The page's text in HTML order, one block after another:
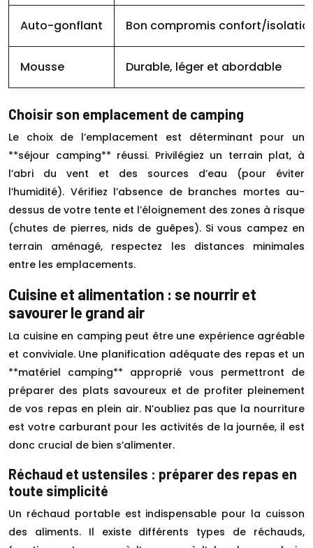
Auto-gonflant Bon compromis confort/
Mousse Durable, léger et abordable
Choisir son emplacement de camping
Le choix de l’emplacement est déterminant pour un
**séjour camping** réussi. Privilégiez un terrain plat, à
l’abri du vent et des sources d’eau (pour éviter
l’humidité). Vérifiez l’absence de branches mortes au-
dessus de votre tente et l’éloignement des zones à risque
(chutes de pierres, nids de guêpes). Si vous campez en
terrain aménagé, respectez les distances minimales
entre les emplacements.
Cuisine et alimentation : se nourrir et
savourer le grand air
La cuisine en camping peut être une expérience agréable
et conviviale. Une planification adéquate des repas et un
**matériel camping** approprié vous permettront de
préparer des plats savoureux et de profiter pleinement
de vos repas en plein air. N’oubliez pas que la nourriture
est votre carburant pour les activités de la journée, il est
donc crucial de bien s’alimenter.
Réchaud et ustensiles : préparer des repas en
toute simplicité
Un réchaud portable est indispensable pour la cuisson
des aliments. Il existe différents types de réchauds,